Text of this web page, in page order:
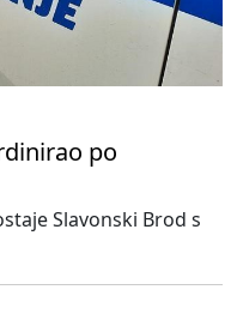
po
Slavonski Brod s